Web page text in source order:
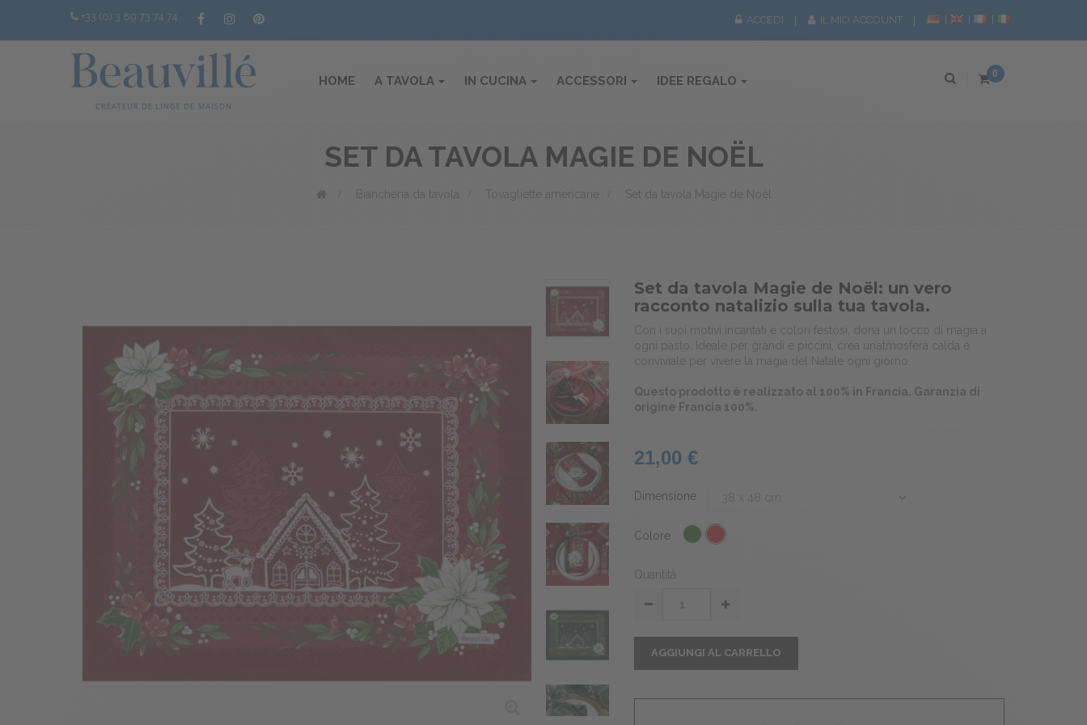
+33 (0) 3 89 73 74 74 ACCEDI IL MIO ACCOUNT
HOME A TAVOLA IN CUCINA ACCESSORI IDEE REGALO 0
Biancheria da tavola Tovagliette americane Set da tavola Magie de Noël
SET DA TAVOLA MAGIE DE NOËL
Set da tavola Magie de Noël: un vero
racconto natalizio sulla tua tavola.
Con i suoi motivi incantati e colori festosi, dona un tocco di magia a
ogni pasto. Ideale per grandi e piccini, crea un’atmosfera calda e
conviviale per vivere la magia del Natale ogni giorno.
Questo prodotto è realizzato al 100% in Francia. Garanzia di
origine Francia 100%.
21,00 €
Dimensione
Colore
Quantità
AGGIUNGI AL CARRELLO